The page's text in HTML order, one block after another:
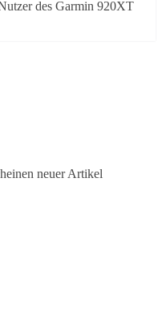
des Garmin 920XT
neuer Artikel